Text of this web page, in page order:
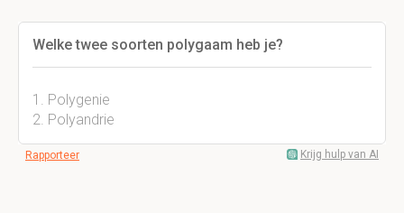
Welke twee soorten polygaam heb je?
1. Polygenie
2. Polyandrie
Rapporteer Krijg hulp van AI